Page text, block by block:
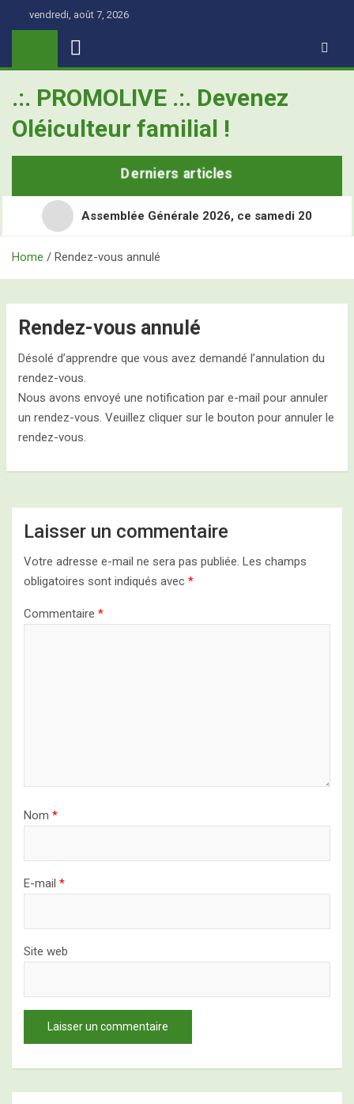
vendredi, août 7, 2026
.:. PROMOLIVE .:. Devenez
Oléiculteur familial !
Derniers articles
Assemblée Générale 2026, ce samedi 20
Retour en images sur les Assises Nationales de
Demain, ce sont les Assises Nationales de l’Oléiculture
Familiale à Nîmes Métropole
L’Olivier, ce super-héros toujours à l’école
Programme des 2es Assises Nationales de
l’Oléiculture Familiale, ce jeudi 28 mai 2026
Home Rendez-vous annulé
Rendez-vous annulé
Désolé d’apprendre que vous avez demandé l’annulation du
rendez-vous.
Nous avons envoyé une notification par e-mail pour annuler
un rendez-vous. Veuillez cliquer sur le bouton pour annuler le
rendez-vous.
Laisser un commentaire
Votre adresse e-mail ne sera pas publiée. Les champs
obligatoires sont indiqués avec *
Commentaire *
Nom *
E-mail *
Site web